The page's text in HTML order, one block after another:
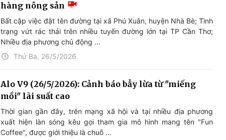
hàng nông sản
Bất cập việc đặt tên đường tại xã Phú Xuân, huyện Nhà Bè; Tình
trạng vứt rác thải trên nhiều tuyến đường lớn tại TP Cần Thơ;
Nhiều địa phương chủ động ...
Thứ Ba, 26/5/2026
Alo V9 (26/5/2026): Cảnh báo bẫy lừa từ "miếng
mồi" lãi suất cao
Thời gian gần đây, trên mạng xã hội và tại nhiều địa phương
xuất hiện làn sóng kêu gọi tham gia mô hình mang tên "Fun
Coffee", được giới thiệu là chuỗ ...